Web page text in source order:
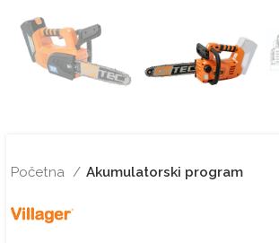
Početna Akumulatorski program